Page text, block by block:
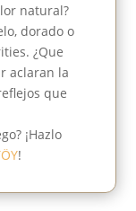
natural?
dorado o
¿Que
aclaran la
que
¡Hazlo
!